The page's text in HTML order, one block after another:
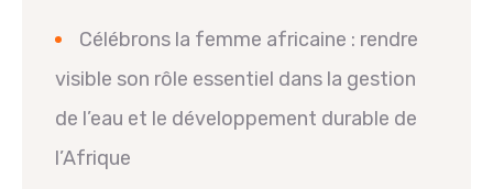
Célébrons la femme africaine : rendre
visible son rôle essentiel dans la gestion
de l’eau et le développement durable de
l’Afrique